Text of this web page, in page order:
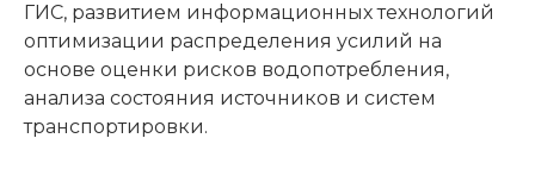
ГИС, развитием информационных технологий
оптимизации распределения усилий на
основе оценки рисков водопотребления,
анализа состояния источников и систем
транспортировки.